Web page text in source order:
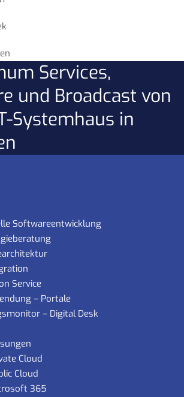
Services,
und Broadcast von
Systemhaus in
Softwareentwicklung
Service
– Portale
– Digital Desk
Cloud
Cloud
365